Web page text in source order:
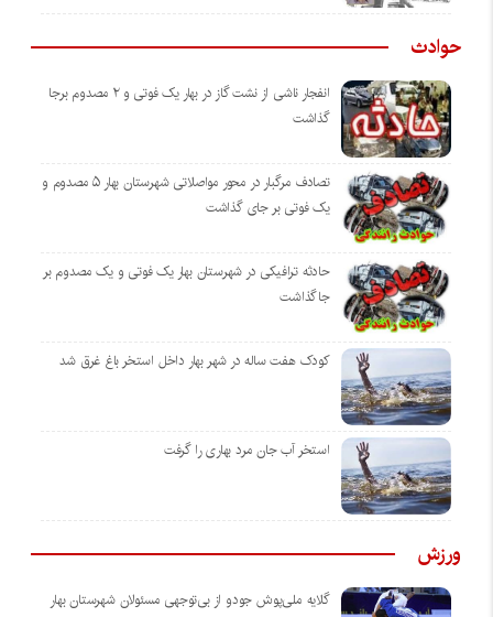
حوادث
انفجار ناشی از نشت گاز در بهار یک فوتی و ۲ مصدوم برجا
گذاشت
تصادف مرگبار در محور مواصلاتی شهرستان بهار ۵ مصدوم و
یک فوتی بر جای گذاشت
حادثه ترافیکی در شهرستان بهار یک فوتی و یک مصدوم بر
جاگذاشت
کودک هفت ساله در شهر بهار داخل استخر باغ غرق شد
استخر آب جان مرد بهاری را گرفت
ورزش
گلایه ملی‌پوش جودو از بی‌توجهی مسئولان شهرستان بهار